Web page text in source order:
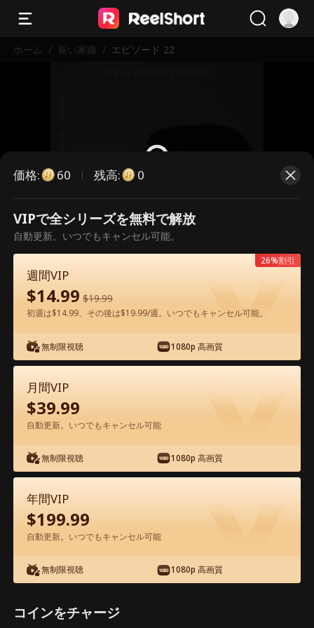
ホーム / 長い家路 / エピソード 22
こちらは有料のエピソードです。視
聴いただくには解放が必要です。
アプリ内で無料視聴可能
エピソード22 - 長い家路 映画フル
1-50 51-60 全エピソード
価格: 60 残高: 0
VIPで全シリーズを無料で解放
自動更新。いつでもキャンセル可能。
週間VIP
$14.99 $19.99
初週は$14.99、その後は$19.99/週。いつでもキャンセル可能。
無制限視聴 1080p 高画質
26%割引
月間VIP
$39.99
自動更新。いつでもキャンセル可能
無制限視聴 1080p 高画質
年間VIP
$199.99
自動更新。いつでもキャンセル可能
無制限視聴 1080p 高画質
コインをチャージ